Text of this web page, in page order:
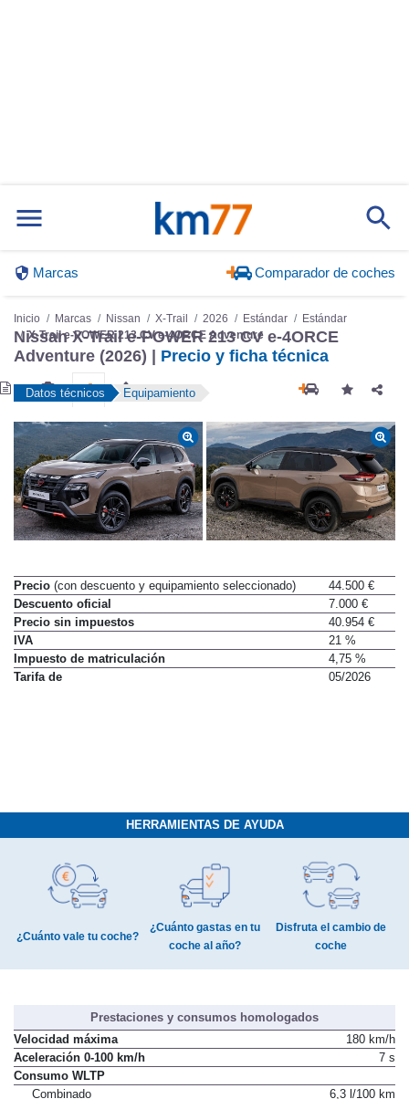
Inicio Marcas Nissan X-Trail 2026 Estándar
Estándar
X-Trail e-POWER 213 CV e-4ORCE Adventure
Nissan X-Trail e-POWER 213 CV e-4ORCE
Adventure (2026) |
Precio y ficha técnica
Precio(con descuento y equipamiento seleccionado)
44.500 €
Descuento oficial
7.000 €
Precio sin impuestos
40.954 €
IVA
21 %
Impuesto de matriculación
4,75 %
HERRAMIENTAS DE AYUDA
¿Cuánto gastas en tu
Disfruta el cambio de
Prestaciones y consumos homologados
Velocidad máxima
180 km/h
Aceleración 0-100 km/h
Consumo WLTP